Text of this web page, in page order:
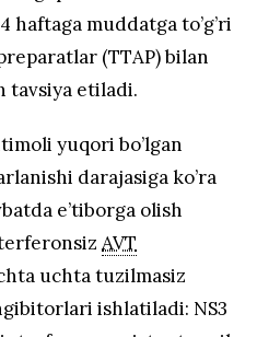
haftaga muddatga to’g’ri
(TTAP) bilan
tavsiya etiladi.
yuqori bo’lgan
darajasiga ko’ra
e’tiborga olish
AVT
uchta tuzilmasiz
ishlatiladi: NS3